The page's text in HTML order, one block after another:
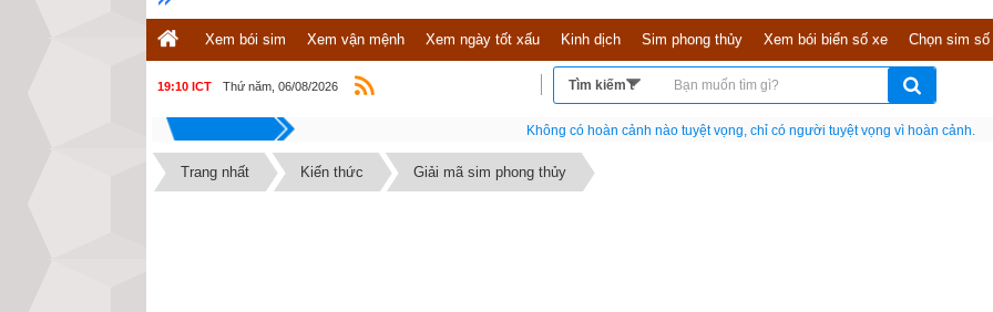
Xem bói sim Xem vận mệnh Xem ngày tốt xấu Kinh dịch Sim phong thủy Xem bói biển số xe Chọn sim số
19:10 ICT Thứ năm, 06/08/2026
Nếu như không chịu học tập thì cho dù đi vạn dặm đường cũng chỉ là anh đưa thư.
Trang nhất Kiến thức Giải mã sim phong thủy